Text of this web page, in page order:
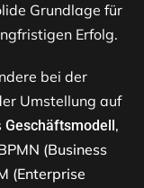
Grundlage für
Erfolg.
bei der
Umstellung auf
Geschäftsmodell ,
(Business
(Enterprise